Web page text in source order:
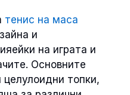
тенис на маса
и
на играта и
Основните
топки,